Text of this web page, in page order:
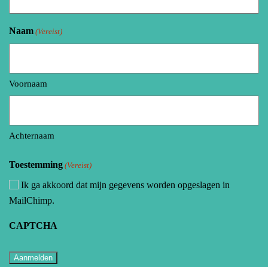
Naam (Vereist)
Voornaam
Achternaam
Toestemming (Vereist)
Ik ga akkoord dat mijn gegevens worden opgeslagen in
MailChimp.
CAPTCHA
Aanmelden